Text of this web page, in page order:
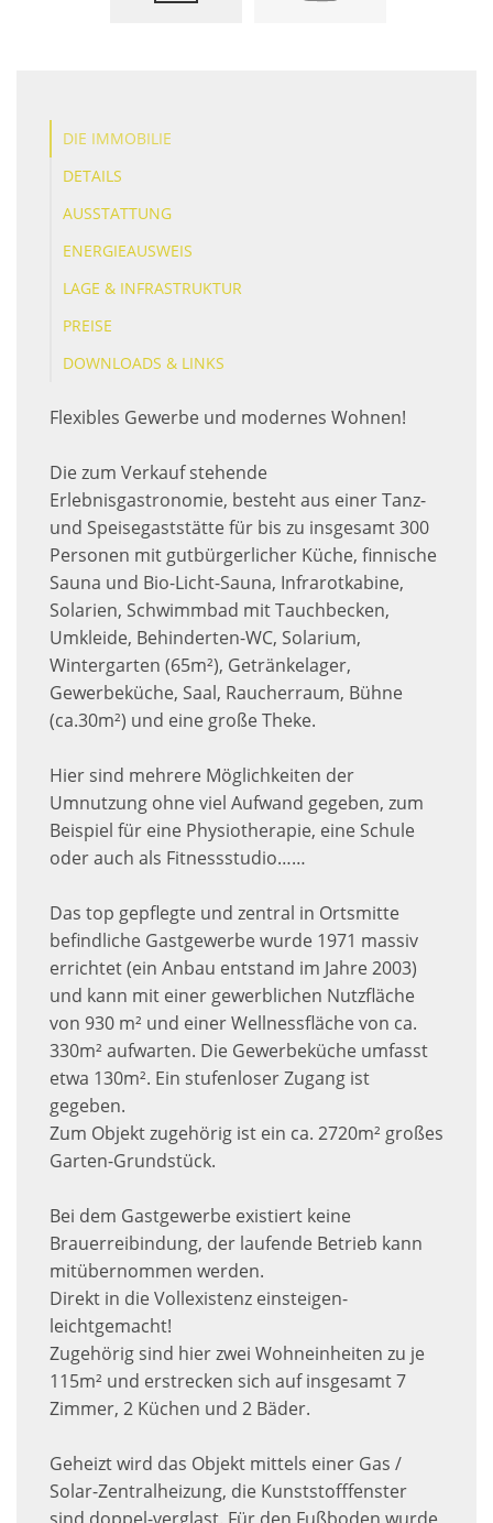
DIE IMMOBILIE
DETAILS
AUSSTATTUNG
ENERGIEAUSWEIS
LAGE & INFRASTRUKTUR
PREISE
DOWNLOADS & LINKS
Flexibles Gewerbe und modernes Wohnen!
Die zum Verkauf stehende
Erlebnisgastronomie, besteht aus einer Tanz-
und Speisegaststätte für bis zu insgesamt 300
Personen mit gutbürgerlicher Küche, finnische
Sauna und Bio-Licht-Sauna, Infrarotkabine,
Solarien, Schwimmbad mit Tauchbecken,
Umkleide, Behinderten-WC, Solarium,
Wintergarten (65m²), Getränkelager,
Gewerbeküche, Saal, Raucherraum, Bühne
(ca.30m²) und eine große Theke.
Hier sind mehrere Möglichkeiten der
Umnutzung ohne viel Aufwand gegeben, zum
Beispiel für eine Physiotherapie, eine Schule
oder auch als Fitnessstudio……
Das top gepflegte und zentral in Ortsmitte
befindliche Gastgewerbe wurde 1971 massiv
errichtet (ein Anbau entstand im Jahre 2003)
und kann mit einer gewerblichen Nutzfläche
von 930 m² und einer Wellnessfläche von ca.
330m² aufwarten. Die Gewerbeküche umfasst
etwa 130m². Ein stufenloser Zugang ist
gegeben.
Zum Objekt zugehörig ist ein ca. 2720m² großes
Garten-Grundstück.
Bei dem Gastgewerbe existiert keine
Brauerreibindung, der laufende Betrieb kann
mitübernommen werden.
Direkt in die Vollexistenz einsteigen-
leichtgemacht!
Zugehörig sind hier zwei Wohneinheiten zu je
115m² und erstrecken sich auf insgesamt 7
Zimmer, 2 Küchen und 2 Bäder.
Geheizt wird das Objekt mittels einer Gas /
Solar-Zentralheizung, die Kunststofffenster